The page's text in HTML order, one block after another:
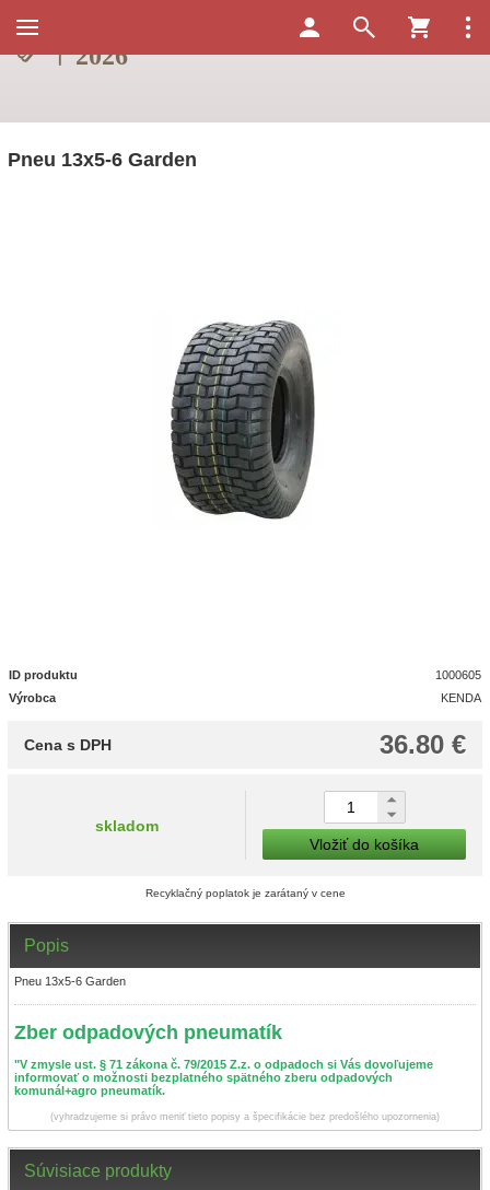
Pneu 13x5-6 Garden
ID produktu
1000605
Výrobca
KENDA
36.80 €
Cena s DPH
skladom
Vložiť do košíka
Recyklačný poplatok je zarátaný v cene
Popis
Pneu 13x5-6 Garden
Zber odpadových pneumatík
"V zmysle ust. § 71 zákona č. 79/2015 Z.z. o odpadoch si Vás dovoľujeme
informovať o možnosti bezplatného spätného zberu odpadových
komunál+agro pneumatík.
(vyhradzujeme si právo meniť tieto popisy a špecifikácie bez predošlého upozornenia)
Súvisiace produkty